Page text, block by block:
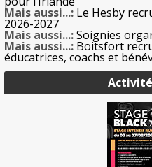
Mais aussi...: Le Hesby
2026-2027
Mais aussi...:Soignies
Mais aussi...: Boitsfort
éducatrices, coachs et